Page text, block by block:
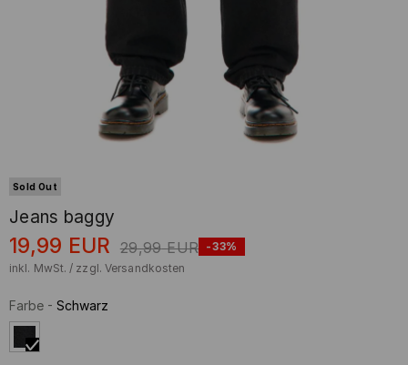
Sold Out
Jeans baggy
19,99 EUR 29,99 EUR -33%
inkl. MwSt. / zzgl. Versandkosten
Farbe - Schwarz